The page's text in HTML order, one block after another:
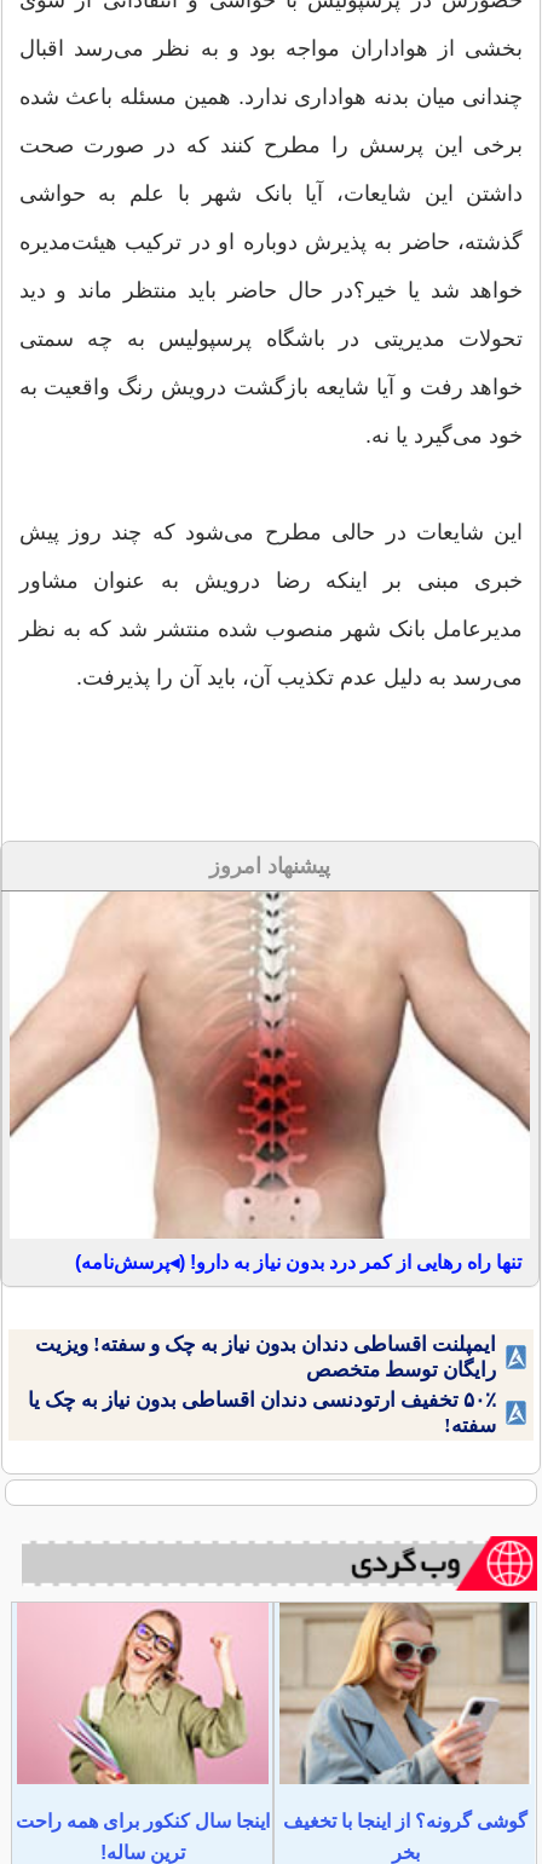
بخشی از هواداران مواجه بود و به نظر می‌رسد اقبال
چندانی میان بدنه هواداری ندارد. همین مسئله باعث شده
برخی این پرسش را مطرح کنند که در صورت صحت
داشتن این شایعات، آیا بانک شهر با علم به حواشی
گذشته، حاضر به پذیرش دوباره او در ترکیب هیئت‌مدیره
خواهد شد یا خیر؟در حال حاضر باید منتظر ماند و دید
تحولات مدیریتی در باشگاه پرسپولیس به چه سمتی
خواهد رفت و آیا شایعه بازگشت درویش رنگ واقعیت به
خود می‌گیرد یا نه.
این شایعات در حالی مطرح می‌شود که چند روز پیش
خبری مبنی بر اینکه رضا درویش به عنوان مشاور
مدیرعامل بانک شهر منصوب شده منتشر شد که به نظر
می‌رسد به دلیل عدم تکذیب آن، باید آن را پذیرفت.
پیشنهاد امروز
تنها راه رهایی از کمر درد بدون نیاز به دارو! (◂پرسش‌نامه)
ایمپلنت اقساطی دندان بدون نیاز به چک و سفته! ویزیت
رایگان توسط متخصص
۵۰٪ تخفیف ارتودنسی دندان اقساطی بدون نیاز به چک یا
سفته!
گوشی گرونه؟ از اینجا با تخغیف
بخر
اینجا سال کنکور برای همه راحت
ترین ساله!